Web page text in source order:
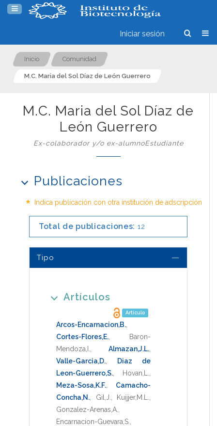
Iniciar sesión
Inicio Comunidad
M.C. Maria del Sol Díaz de León Guerrero
M.C. Maria del Sol Díaz de
León Guerrero
Ex-colaborador y/o ex-alumnoEstudiante
Publicaciones
* Indica publicación con otra institución de adscripción
Total de publicaciones: 12
Tipo
Artículos
Artículo
Arcos-Encarnacion,B.
Cortes-Flores,E.
Baron-
Mendoza,I.
Almazan,J.L.
Valle-Garcia,D.
Diaz de
Leon-Guerrero,S.
Hovan,L.
Meza-Sosa,K.F.
Camacho-
Concha,N.
Gil,J. Kuijjer,M.L.
Gonzalez-Arenas,A.
Encarnacion-Guevara,S.